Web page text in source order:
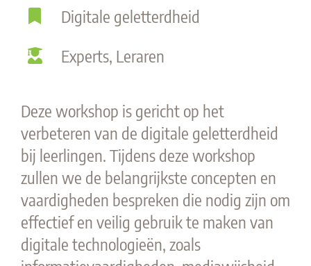
Digitale geletterdheid
Experts, Leraren
Deze workshop is gericht op het
verbeteren van de digitale geletterdheid
bij leerlingen. Tijdens deze workshop
zullen we de belangrijkste concepten en
vaardigheden bespreken die nodig zijn om
effectief en veilig gebruik te maken van
digitale technologieën, zoals